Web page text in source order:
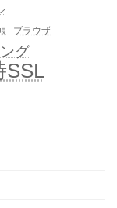
ブラウザ
グ
SSL